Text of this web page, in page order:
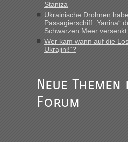
Recht, Visa und
gebrauchter Kleidung beim Zoll
„Vielen Dank, mit einem
gab es keine Probleme“
fast 11 Milliarden aufgedeckt
„Am besten wäre natürlich, wenn
Alleinreisende Männer stehen
Staniza
Ukrainische Drohnen
Passagierschiff „Yanina“
Schwarzen Meer versenkt
Wer kam wann auf die
Ukrajini!“?
Neue Themen
Forum